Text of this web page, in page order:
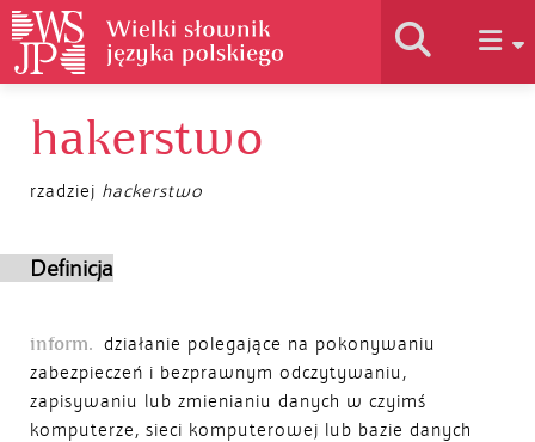
Historia słownika
Autorzy
hakerstwo
rzadziej hackerstwo
Definicja
inform. działanie polegające na pokonywaniu
zabezpieczeń i bezprawnym odczytywaniu,
zapisywaniu lub zmienianiu danych w czyimś
komputerze, sieci komputerowej lub bazie danych